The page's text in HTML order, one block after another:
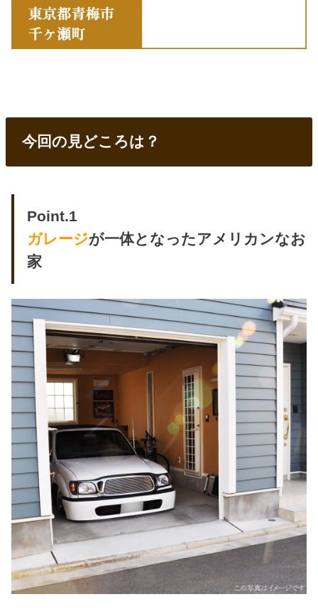
今回の見どころは？
Point.1
ガレージが一体となったアメリカンなお
家